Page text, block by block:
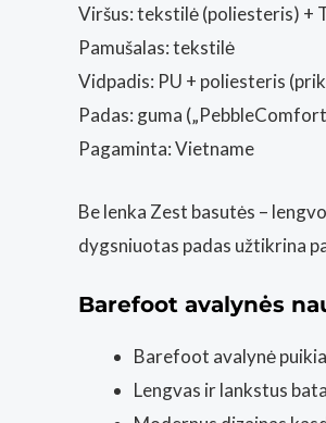
Viršus: tekstilė (poliesteris) +
Pamušalas: tekstilė
Vidpadis: PU + poliesteris
Padas: guma
Pagaminta: Vietname
Be lenka Zest basutės –
dygsniuotas padas užtikrina
Barefoot avalynės
Barefoot avalynė
Lengvas ir lankstus